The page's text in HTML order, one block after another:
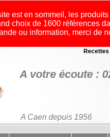
est en sommeil, les
choix de 1600 références
ou information, merci de
Recettes
A votre écoute :
A Caen depuis 1956